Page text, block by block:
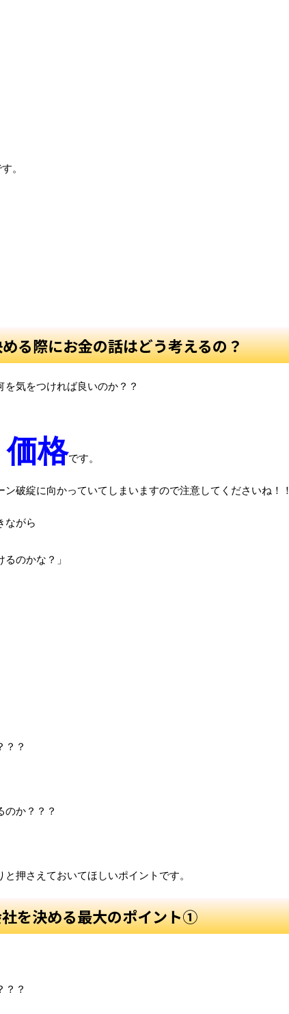
。
る際にお金の話はどう考えるの？
気をつければ良いのか？？
格です。
破綻に向かっていてしまいますので注意してくださいね！！
ながら
のかな？」
？？
のか？？？
押さえておいてほしいポイントです。
を決める最大のポイント①
？？